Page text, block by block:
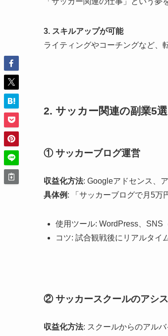
3. スキルアップが可能
ライティングやコーチングなど、
2. サッカー関連の副業5選
① サッカーブログ運営
収益化方法: Googleアドセンス、
具体例 : 「サッカーブログで月5万
使用ツール: WordPress、SNS
コツ: 試合観戦後にリアルタイ
② サッカースクールのアシ
収益化方法: スクールからのアルバ